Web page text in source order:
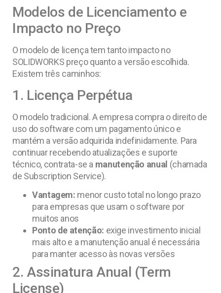
Modelos de Licenciamento e
Impacto no Preço
O modelo de licença tem tanto impacto no
SOLIDWORKS preço quanto a versão escolhida.
Existem três caminhos:
1. Licença Perpétua
O modelo tradicional. A empresa compra o direito de
uso do software com um pagamento único e
mantém a versão adquirida indefinidamente. Para
continuar recebendo atualizações e suporte
técnico, contrata-se a manutenção anual (chamada
de Subscription Service).
Vantagem: menor custo total no longo prazo
para empresas que usam o software por
muitos anos
Ponto de atenção: exige investimento inicial
mais alto e a manutenção anual é necessária
para manter acesso às novas versões
2. Assinatura Anual (Term
License)